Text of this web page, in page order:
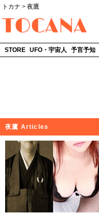
トカナ > 夜鷹
STORE UFO・宇宙人 予言予知
夜鷹 Articles